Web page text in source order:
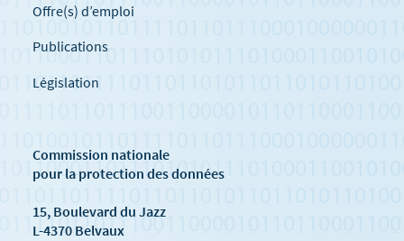
Offre(s) d’emploi
Publications
Législation
Commission nationale
pour la protection des données
15, Boulevard du Jazz
L-4370 Belvaux